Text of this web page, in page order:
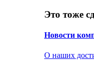
Это тоже
Новости
О наших